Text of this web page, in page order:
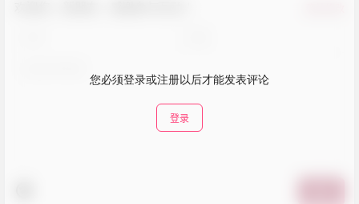
您必须登录或注册以后才能发表评论
登录